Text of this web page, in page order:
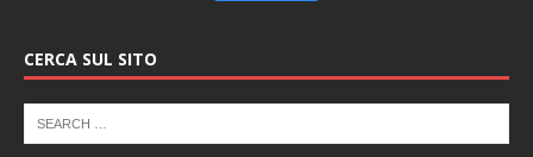
CERCA SUL SITO